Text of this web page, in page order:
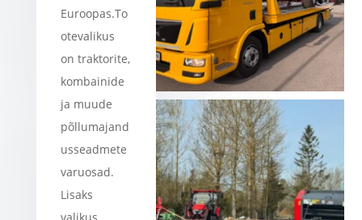
Euroopas.To
otevalikus
on traktorite,
kombainide
ja muude
põllumajand
usseadmete
varuosad.
Lisaks